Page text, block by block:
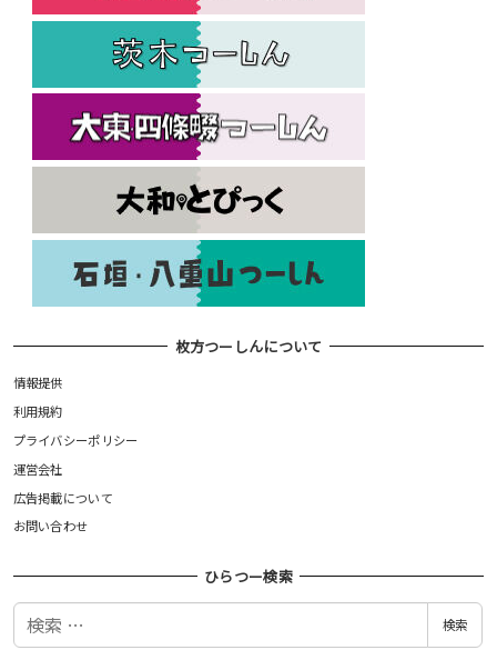
枚方つーしんについて
情報提供
利用規約
プライバシーポリシー
運営会社
広告掲載について
お問い合わせ
ひらつー検索
検
検索